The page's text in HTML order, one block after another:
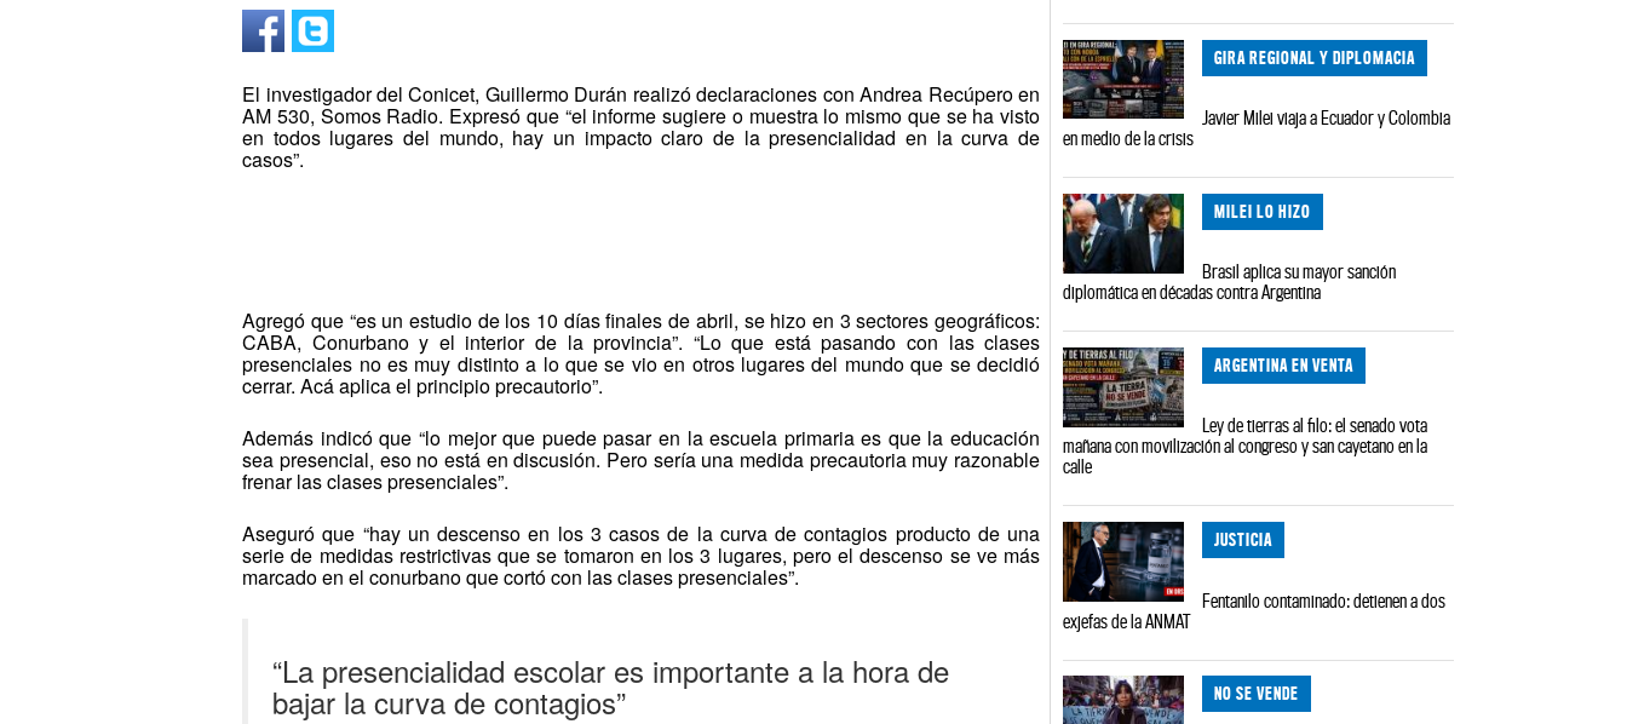
El investigador del Conicet, Guillermo Durán realizó declaraciones con Andrea Recúpero en
AM 530, Somos Radio. Expresó que “el informe sugiere o muestra lo mismo que se ha visto
en todos lugares del mundo, hay un impacto claro de la presencialidad en la curva de
casos”.
Agregó que “es un estudio de los 10 días finales de abril, se hizo en 3 sectores geográficos:
CABA, Conurbano y el interior de la provincia”. “Lo que está pasando con las clases
presenciales no es muy distinto a lo que se vio en otros lugares del mundo que se decidió
cerrar. Acá aplica el principio precautorio”.
Además indicó que “lo mejor que puede pasar en la escuela primaria es que la educación
sea presencial, eso no está en discusión. Pero sería una medida precautoria muy razonable
frenar las clases presenciales”.
Aseguró que “hay un descenso en los 3 casos de la curva de contagios producto de una
serie de medidas restrictivas que se tomaron en los 3 lugares, pero el descenso se ve más
marcado en el conurbano que cortó con las clases presenciales”.
“La presencialidad escolar es importante a la hora de
bajar la curva de contagios”
GIRA REGIONAL Y DIPLOMACIA
Javier Milei viaja a Ecuador y Colombia
en medio de la crisis
MILEI LO HIZO
Brasil aplica su mayor sanción
diplomática en décadas contra Argentina
ARGENTINA EN VENTA
Ley de tierras al filo: el senado vota
mañana con movilización al congreso y san cayetano en la
calle
JUSTICIA
Fentanilo contaminado: detienen a dos
exjefas de la ANMAT
NO SE VENDE